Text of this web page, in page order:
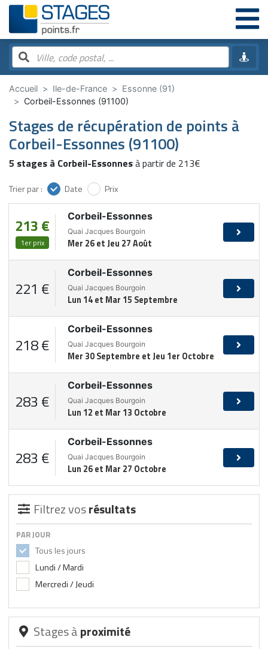
Accueil Ile-de-France
Essonne (91)
Corbeil-Essonnes (91100)
Stages de récupération de points à
Corbeil-Essonnes (91100)
5 stages à Corbeil-Essonnesà partir de 213€
Trier par : Date Prix
213 €
1er prix
Corbeil-Essonnes
Quai Jacques Bourgoin
Mer 26 et Jeu 27 Août
221 €
Corbeil-Essonnes
Quai Jacques Bourgoin
Lun 14 et Mar 15 Septembre
218 €
Corbeil-Essonnes
Quai Jacques Bourgoin
Mer 30 Septembre et Jeu 1er Octobre
283 €
Corbeil-Essonnes
Quai Jacques Bourgoin
Lun 12 et Mar 13 Octobre
283 €
Corbeil-Essonnes
Quai Jacques Bourgoin
Lun 26 et Mar 27 Octobre
Filtrez vosrésultats
PAR JOUR
Tous les jours
Lundi / Mardi
Mercredi / Jeudi
Stages àproximité